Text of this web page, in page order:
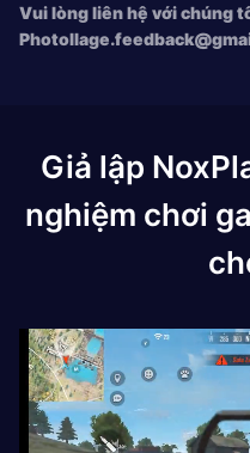
Vui lòng liên hệ với chúng
Giả lập
nghiệm chơi